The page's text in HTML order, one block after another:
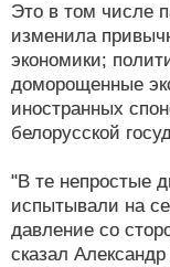
Это в том числе
изменила
экономики;
доморощенные
иностранных
белорусской
"В те непростые
испытывали на
давление со
сказал